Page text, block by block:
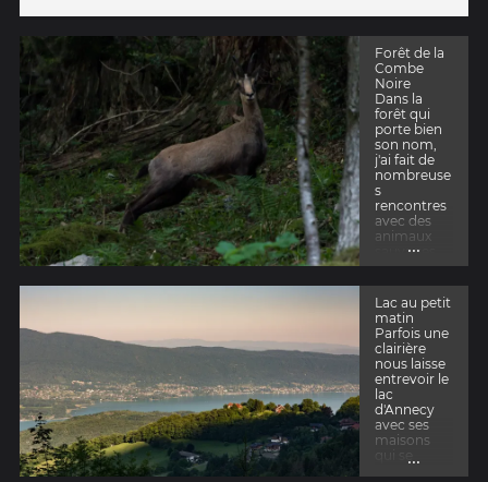
Forêt de la
Combe
Noire
Dans la
forêt qui
porte bien
son nom,
j'ai fait de
nombreuse
s
rencontres
avec des
animaux
sauvages.
Ce chamois
semble
tout
étonné,
comme
moi, de me
rencontrer
de si bon
matin !
...
Lac au petit
matin
Parfois une
clairière
nous laisse
entrevoir le
lac
d'Annecy
avec ses
maisons
...